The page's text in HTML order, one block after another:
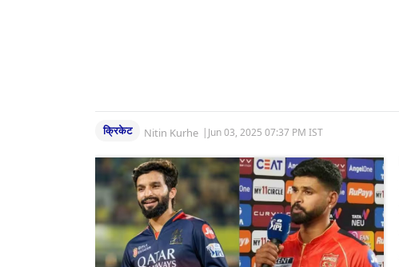
क्रिकेट Nitin Kurhe | Jun 03, 2025 07:37 PM IST